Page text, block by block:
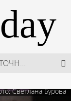
ПОДАРКИ, КОТОРЫЕ ТОЧНО ПОРАДУЮТ БЛИЗКИХ В МАЙСКИЕ ПРАЗДНИКИ
Светлана Бурова